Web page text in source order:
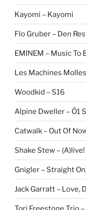
Kayomi – Kayomi
Flo Gruber – Den
EMINEM – Music To
Les Machines
Woodkid – S16
Alpine Dweller – Ö1
Catwalk – Out Of
Shake Stew – (A)live!
Gnigler – Straight
Jack Garratt – Love,